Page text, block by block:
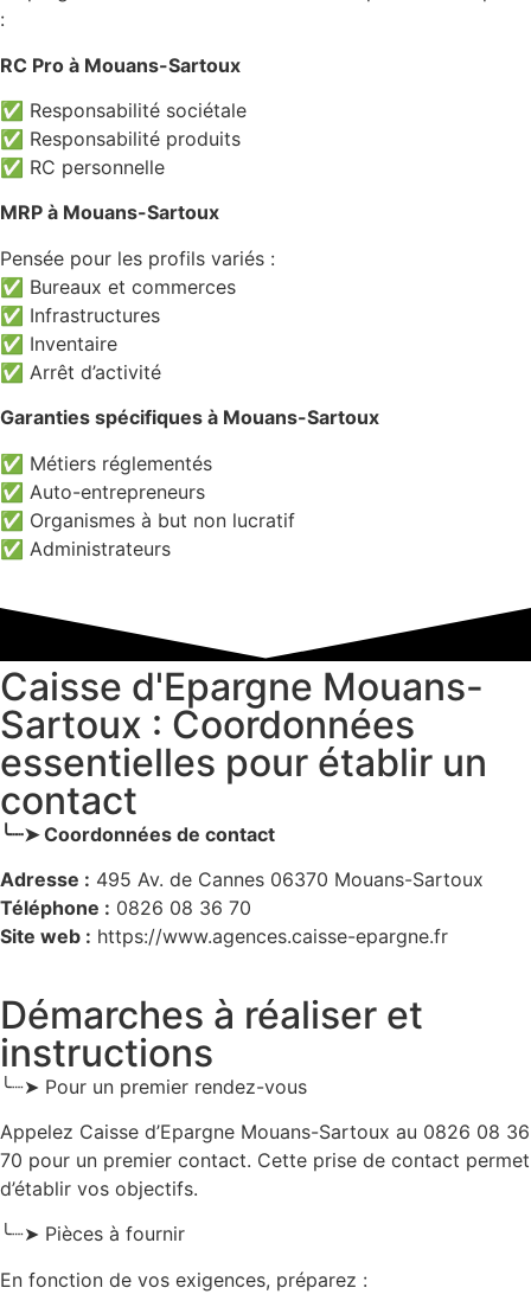
:
RC Pro à Mouans-Sartoux
✅ Responsabilité sociétale
✅ Responsabilité produits
✅ RC personnelle
MRP à Mouans-Sartoux
Pensée pour les profils variés :
✅ Bureaux et commerces
✅ Infrastructures
✅ Inventaire
✅ Arrêt d’activité
Garanties spécifiques à Mouans-Sartoux
✅ Métiers réglementés
✅ Auto-entrepreneurs
✅ Organismes à but non lucratif
✅ Administrateurs
Caisse d'Epargne Mouans-
Sartoux : Coordonnées
essentielles pour établir un
contact
╰┈➤ Coordonnées de contact
Adresse : 495 Av. de Cannes 06370 Mouans-Sartoux
Téléphone : 0826 08 36 70
Site web : https://www.agences.caisse-epargne.fr
Démarches à réaliser et
instructions
╰┈➤ Pour un premier rendez-vous
Appelez Caisse d’Epargne Mouans-Sartoux au 0826 08 36
70 pour un premier contact. Cette prise de contact permet
d’établir vos objectifs.
╰┈➤ Pièces à fournir
En fonction de vos exigences, préparez :